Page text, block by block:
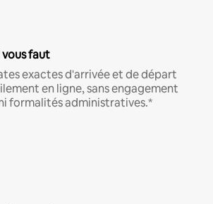
faut
exactes d'arrivée et de départ
en ligne, sans engagement
formalités administratives.*